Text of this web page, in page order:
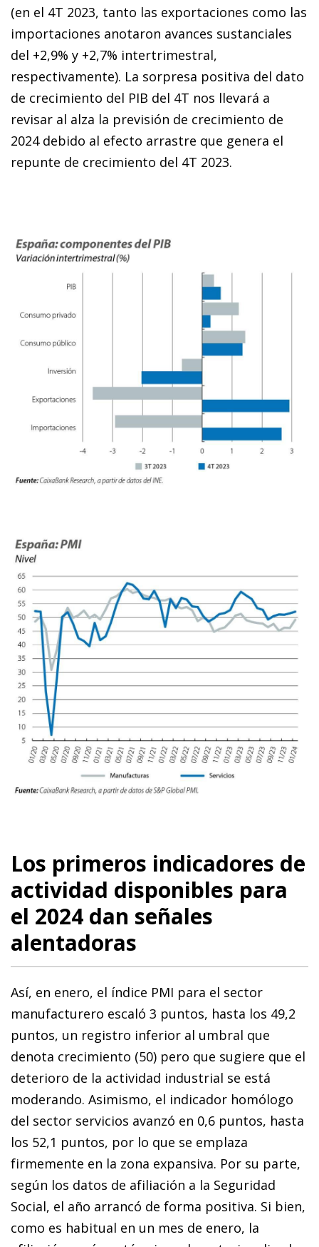
(en el 4T 2023, tanto las exportaciones como las
importaciones anotaron avances sustanciales
del +2,9% y +2,7% intertrimestral,
respectivamente). La sorpresa positiva del dato
de crecimiento del PIB del 4T nos llevará a
revisar al alza la previsión de crecimiento de
2024 debido al efecto arrastre que genera el
repunte de crecimiento del 4T 2023.
Los primeros indicadores de
actividad disponibles para
el 2024 dan señales
alentadoras
Así, en enero, el índice PMI para el sector
manufacturero escaló 3 puntos, hasta los 49,2
puntos, un registro inferior al umbral que
denota crecimiento (50) pero que sugiere que el
deterioro de la actividad industrial se está
moderando. Asimismo, el indicador homólogo
del sector servicios avanzó en 0,6 puntos, hasta
los 52,1 puntos, por lo que se emplaza
firmemente en la zona expansiva. Por su parte,
según los datos de afiliación a la Seguridad
Social, el año arrancó de forma positiva. Si bien,
como es habitual en un mes de enero, la